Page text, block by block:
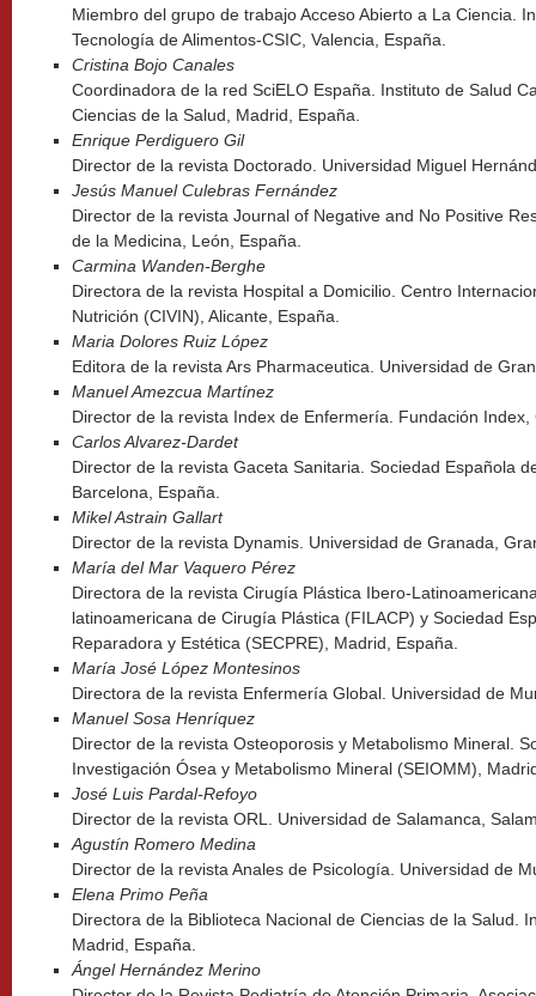
Miembro del grupo de trabajo Acceso Abierto a La Ciencia.
Tecnología de Alimentos-CSIC, Valencia, España.
Cristina Bojo Canales
Coordinadora de la red SciELO España. Instituto de Salud
Ciencias de la Salud, Madrid, España.
Enrique Perdiguero Gil
Director de la revista Doctorado. Universidad Miguel
Jesús Manuel Culebras Fernández
Director de la revista Journal of Negative and No Positive
de la Medicina, León, España.
Carmina Wanden-Berghe
Directora de la revista Hospital a Domicilio. Centro
Nutrición (CIVIN), Alicante, España.
Maria Dolores Ruiz López
Editora de la revista Ars Pharmaceutica. Universidad de
Manuel Amezcua Martínez
Director de la revista Index de Enfermería. Fundación
Carlos Alvarez-Dardet
Director de la revista Gaceta Sanitaria. Sociedad Española
Barcelona, España.
Mikel Astrain Gallart
Director de la revista Dynamis. Universidad de Granada,
María del Mar Vaquero Pérez
Directora de la revista Cirugía Plástica Ibero-
latinoamericana de Cirugía Plástica (FILACP) y Sociedad
Reparadora y Estética (SECPRE), Madrid, España.
María José López Montesinos
Directora de la revista Enfermería Global. Universidad de
Manuel Sosa Henríquez
Director de la revista Osteoporosis y Metabolismo Mineral.
Investigación Ósea y Metabolismo Mineral (SEIOMM),
José Luis Pardal-Refoyo
Director de la revista ORL. Universidad de Salamanca,
Agustín Romero Medina
Director de la revista Anales de Psicología. Universidad de
Elena Primo Peña
Directora de la Biblioteca Nacional de Ciencias de la Salud.
Madrid, España.
Ángel Hernández Merino